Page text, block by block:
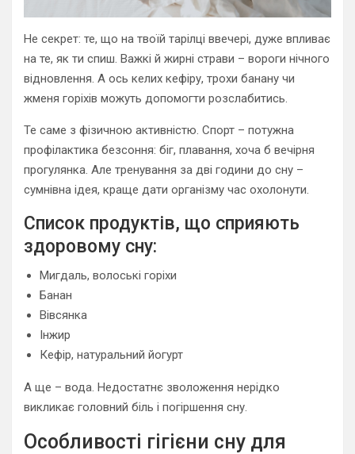
Не секрет: те, що на твоїй тарілці ввечері, дуже впливає
на те, як ти спиш. Важкі й жирні страви – вороги нічного
відновлення. А ось келих кефіру, трохи банану чи
жменя горіхів можуть допомогти розслабитись.
Те саме з фізичною активністю. Спорт – потужна
профілактика безсоння: біг, плавання, хоча б вечірня
прогулянка. Але тренування за дві години до сну –
сумнівна ідея, краще дати організму час охолонути.
Список продуктів, що сприяють
здоровому сну:
Мигдаль, волоські горіхи
Банан
Вівсянка
Інжир
Кефір, натуральний йогурт
А ще – вода. Недостатнє зволоження нерідко
викликає головний біль і погіршення сну.
Особливості гігієни сну для